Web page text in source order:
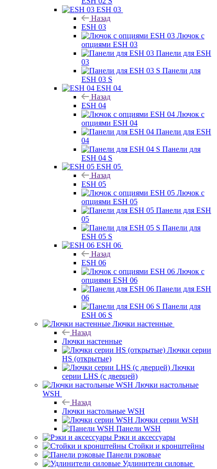
ESH 03
Назад
ESH 03
Лючок с
опциями ESH 03
Панели для ESH
03
Панели для
ESH 03 S
ESH 04
Назад
ESH 04
Лючок с
опциями ESH 04
Панели для ESH
04
Панели для
ESH 04 S
ESH 05
Назад
ESH 05
Лючок с
опциями ESH 05
Панели для ESH
05
Панели для
ESH 05 S
ESH 06
Назад
ESH 06
Лючок с
опциями ESH 06
Панели для ESH
06
Панели для
ESH 06 S
Лючки настенные
Назад
Лючки настенные
Лючки серии
HS (открытые)
Лючки
серии LHS (с дверцей)
Лючки настольные
WSH
Назад
Лючки настольные WSH
Лючки серии WSH
Панели WSH
Рэки и аксессуары
Стойки и кронштейны
Панели рэковые
Удлинители силовые